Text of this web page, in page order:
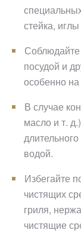
стейка,
посудой и
особенно
В случае
масло и т.
водой.
Избегайте
чистящих
гриля,
чистящие